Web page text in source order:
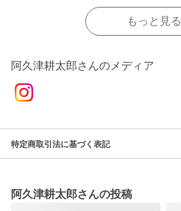
もっと見る
阿久津耕太郎さんのメディア
特定商取引法に基づく表記
阿久津耕太郎さんの投稿